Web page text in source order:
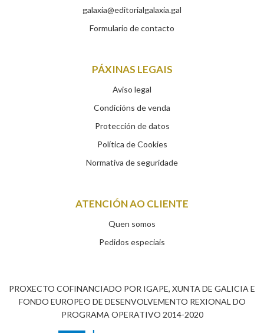
galaxia@editorialgalaxia.gal
Formulario de contacto
PÁXINAS LEGAIS
Aviso legal
Condicións de venda
Protección de datos
Política de Cookies
Normativa de seguridade
ATENCIÓN AO CLIENTE
Quen somos
Pedidos especiais
PROXECTO COFINANCIADO POR IGAPE, XUNTA DE GALICIA E
FONDO EUROPEO DE DESENVOLVEMENTO REXIONAL DO
PROGRAMA OPERATIVO 2014-2020